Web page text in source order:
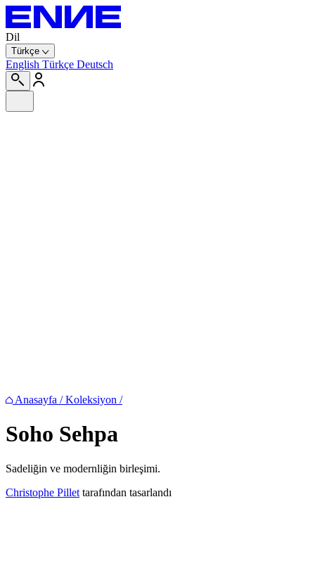
Dil
Türkçe
English Türkçe Deutsch
Anasayfa / Koleksiyon /
Soho Sehpa
Sadeliğin ve modernliğin birleşimi.
Christophe Pillet tarafından tasarlandı